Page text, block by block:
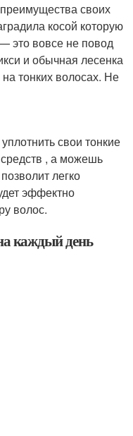
своих
косой которую
это вовсе не повод
и обычная лесенка
тонких волосах. Не
свои тонкие
, а можешь
легко
эффектно
волос.
каждый день